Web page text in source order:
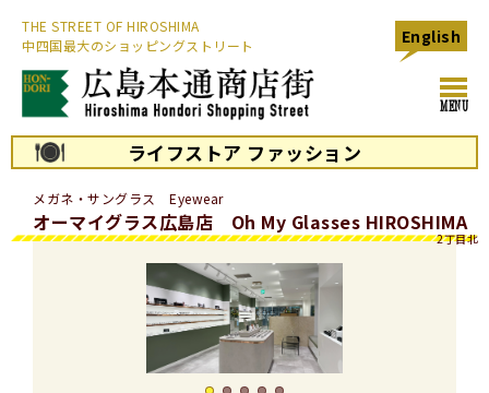
MENU
THE STREET OF HIROSHIMA
中四国最大のショッピングストリート
English
ライフストア ファッション
メガネ・サングラス Eyewear
オーマイグラス広島店 Oh My Glasses HIROSHIMA
2丁目北